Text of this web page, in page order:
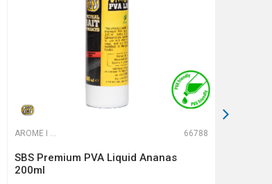
AROME I ADITIVI 66788
SBS Premium PVA Liquid Ananas
200ml